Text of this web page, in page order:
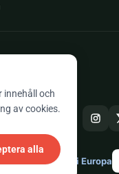
Skapad i Europa
innehåll och
av cookies.
alla